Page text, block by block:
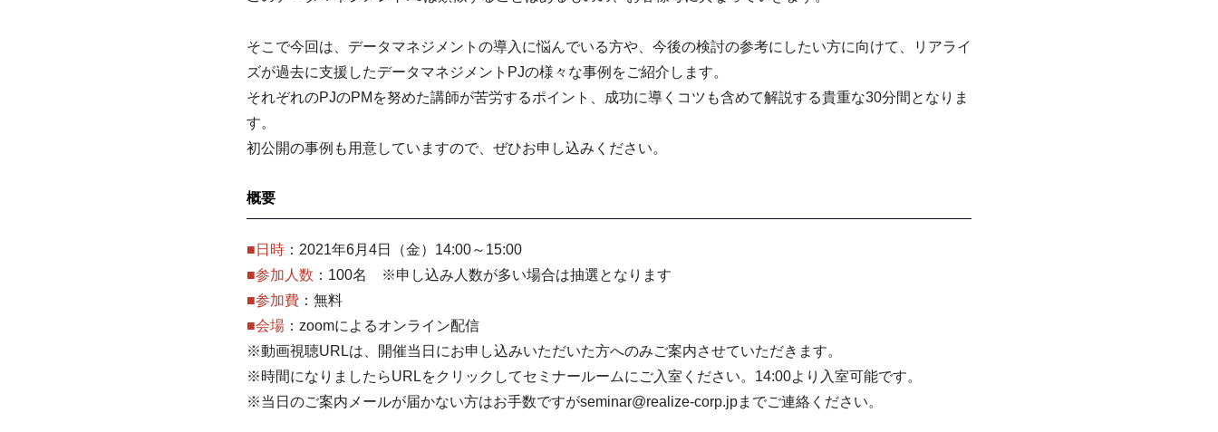
そこで今回は、データマネジメントの導入に悩んでいる方や、 今後の検討の参考にしたい方に向けて、
リアライ
ズが過去に支援したデータマネジメントPJの様々な事例 をご紹介します。
それぞれのPJのPMを努めた講師が苦労するポイント、
成功に導くコツも含めて解説する貴重な30分間となりま
す。
初公開の事例も用意していますので、ぜひお申し込みください。
概要
■日時 ：2021年6月4日（金）14:00～15:00
■参加人数 ：100名 ※申し込み人数が多い場合は抽選となります
■参加費 ：無料
■会場 ：zoomによるオンライン配信
※動画視聴URLは、開催当日にお申し込みいただいた方へのみご案内させていただきます。
※時間になりましたらURLをクリックしてセミナールームにご入室ください。14:00より入室可能です。
※当日のご案内メールが届かない方はお手数ですがseminar@realize-corp.jpまでご連絡ください。